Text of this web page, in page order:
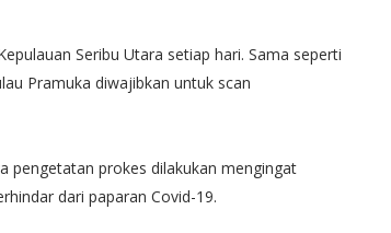
Seribu Utara setiap hari. Sama seperti
Pramuka diwajibkan untuk scan
pengetatan prokes dilakukan mengingat
dari paparan Covid-19.